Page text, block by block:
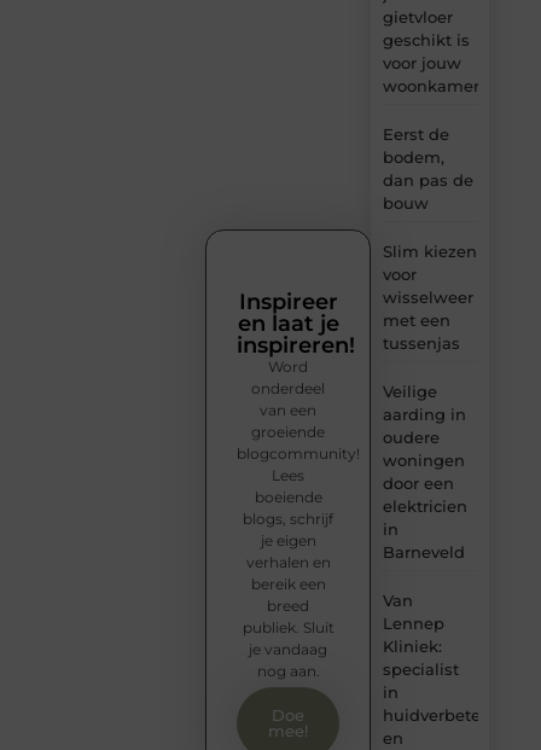
gietvloer
geschikt is
voor jouw
woonkamer
Eerst de
bodem,
dan pas de
bouw
Slim kiezen
voor
wisselweer
met een
tussenjas
Veilige
aarding in
oudere
woningen
door een
elektricien
in
Barneveld
Van
Lennep
Kliniek:
specialist
in
huidverbetering
en
Inspireer
en laat je
inspireren!
Word
onderdeel
van een
groeiende
blogcommunity!
Lees
boeiende
blogs, schrijf
je eigen
verhalen en
bereik een
breed
publiek. Sluit
je vandaag
nog aan.
Doe
mee!